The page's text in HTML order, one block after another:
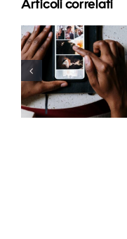
Articoli correlati
Le migliori
app per
animare
foto e
rendere
coinvolgenti